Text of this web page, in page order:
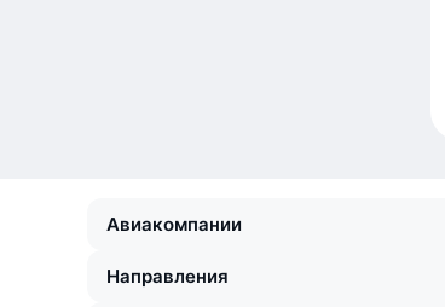
Авиакомпании
Направления